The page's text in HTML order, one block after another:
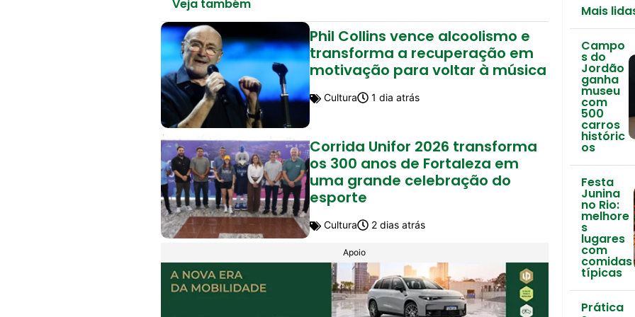
Veja também
Phil Collins vence alcoolismo e
transforma a recuperação em
motivação para voltar à música
Cultura 1 dia atrás
Corrida Unifor 2026 transforma
os 300 anos de Fortaleza em
uma grande celebração do
esporte
Cultura 2 dias atrás
Apoio
Mais
Campo
s do
Jordão
ganha
museu
com
500
carros
históric
os
Festa
Junina
no Rio:
melhore
s
lugares
com
comidas
típicas
Prática